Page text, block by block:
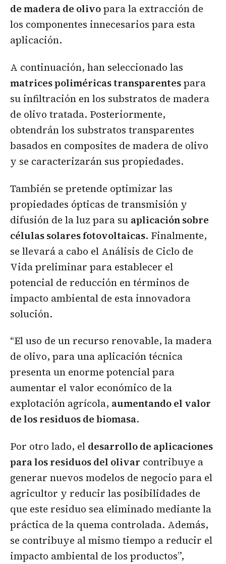
de madera de olivopara la extracción de
los componentes innecesarios para esta
aplicación.
A continuación, han seleccionado las
matrices poliméricas transparentespara
su infiltración en los substratos de madera
de olivo tratada. Posteriormente,
obtendrán los substratos transparentes
basados en composites de madera de olivo
y se caracterizarán sus propiedades.
También se pretende optimizar las
propiedades ópticas de transmisión y
difusión de la luz para su aplicación sobre
células solares fotovoltaicas. Finalmente,
se llevará a cabo el Análisis de Ciclo de
Vida preliminar para establecer el
potencial de reducción en términos de
impacto ambiental de esta innovadora
solución.
“El uso de un recurso renovable, la madera
de olivo, para una aplicación técnica
presenta un enorme potencial para
aumentar el valor económico de la
explotación agrícola, aumentando el valor
de los residuos de biomasa.
Por otro lado, el desarrollo de aplicaciones
para los residuos del olivar contribuye a
generar nuevos modelos de negocio para el
agricultor y reducir las posibilidades de
que este residuo sea eliminado mediante la
práctica de la quema controlada. Además,
se contribuye al mismo tiempo a reducir el
impacto ambiental de los productos”,